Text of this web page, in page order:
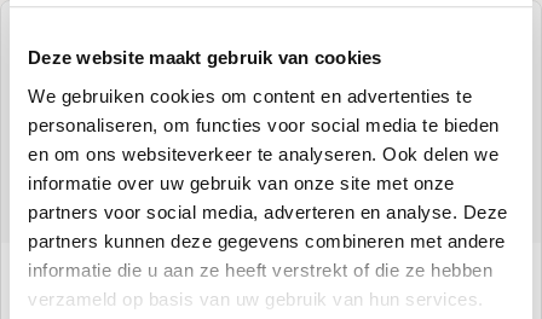
Deze website maakt gebruik van cookies
We gebruiken cookies om content en advertenties te
personaliseren, om functies voor social media te bieden
en om ons websiteverkeer te analyseren. Ook delen we
informatie over uw gebruik van onze site met onze
partners voor social media, adverteren en analyse. Deze
partners kunnen deze gegevens combineren met andere
informatie die u aan ze heeft verstrekt of die ze hebben
verzameld op basis van uw gebruik van hun services.
Kapschuur Bergen XL, type 12